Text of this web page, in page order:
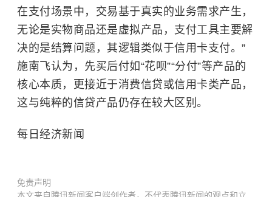
在支付场景中，交易基于真实的业务需求产生，
无论是实物商品还是虚拟产品，支付工具主要解
决的是结算问题，其逻辑类似于信用卡支付。”
施南飞认为，先买后付如“花呗”“分付”等产品的
核心本质，更接近于消费信贷或信用卡类产品，
这与纯粹的信贷产品仍存在较大区别。
每日经济新闻
免责声明